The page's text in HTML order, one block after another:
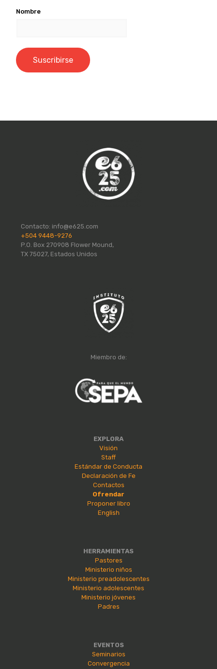
Nombre
Contacto: info@e625.com
+504 9448-9276
P.O. Box 270908 Flower Mound,
TX 75027, Estados Unidos
Miembro de:
EXPLORA
Visión
Staff
Estándar de Conducta
Declaración de Fe
Contactos
Ofrendar
Proponer libro
English
HERRAMIENTAS
Pastores
Ministerio niños
Ministerio preadolescentes
Ministerio adolescentes
Ministerio jóvenes
Padres
EVENTOS
Seminarios
Convergencia